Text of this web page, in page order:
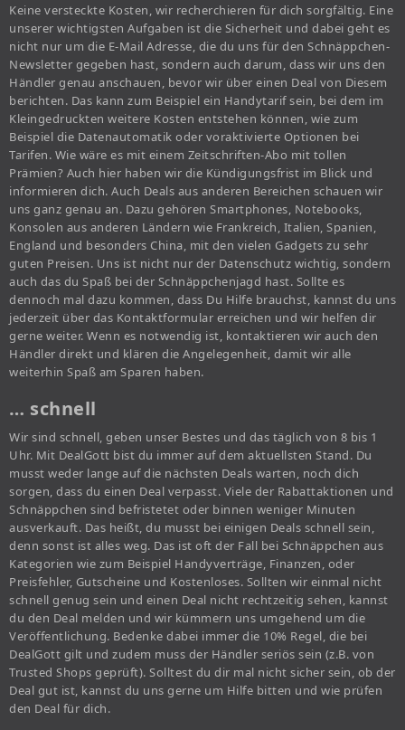
Keine versteckte Kosten, wir recherchieren für dich sorgfältig. Eine
unserer wichtigsten Aufgaben ist die Sicherheit und dabei geht es
nicht nur um die E-Mail Adresse, die du uns für den Schnäppchen-
Newsletter gegeben hast, sondern auch darum, dass wir uns den
Händler genau anschauen, bevor wir über einen Deal von Diesem
berichten. Das kann zum Beispiel ein Handytarif sein, bei dem im
Kleingedruckten weitere Kosten entstehen können, wie zum
Beispiel die Datenautomatik oder voraktivierte Optionen bei
Tarifen. Wie wäre es mit einem Zeitschriften-Abo mit tollen
Prämien? Auch hier haben wir die Kündigungsfrist im Blick und
informieren dich. Auch Deals aus anderen Bereichen schauen wir
uns ganz genau an. Dazu gehören Smartphones, Notebooks,
Konsolen aus anderen Ländern wie Frankreich, Italien, Spanien,
England und besonders China, mit den vielen Gadgets zu sehr
guten Preisen. Uns ist nicht nur der Datenschutz wichtig, sondern
auch das du Spaß bei der Schnäppchenjagd hast. Sollte es
dennoch mal dazu kommen, dass Du Hilfe brauchst, kannst du uns
jederzeit über das Kontaktformular erreichen und wir helfen dir
gerne weiter. Wenn es notwendig ist, kontaktieren wir auch den
Händler direkt und klären die Angelegenheit, damit wir alle
weiterhin Spaß am Sparen haben.
… schnell
Wir sind schnell, geben unser Bestes und das täglich von 8 bis 1
Uhr. Mit DealGott bist du immer auf dem aktuellsten Stand. Du
musst weder lange auf die nächsten Deals warten, noch dich
sorgen, dass du einen Deal verpasst. Viele der Rabattaktionen und
Schnäppchen sind befristetet oder binnen weniger Minuten
ausverkauft. Das heißt, du musst bei einigen Deals schnell sein,
denn sonst ist alles weg. Das ist oft der Fall bei Schnäppchen aus
Kategorien wie zum Beispiel Handyverträge, Finanzen, oder
Preisfehler, Gutscheine und Kostenloses. Sollten wir einmal nicht
schnell genug sein und einen Deal nicht rechtzeitig sehen, kannst
du den Deal melden und wir kümmern uns umgehend um die
Veröffentlichung. Bedenke dabei immer die 10% Regel, die bei
DealGott gilt und zudem muss der Händler seriös sein (z.B. von
Trusted Shops geprüft). Solltest du dir mal nicht sicher sein, ob der
Deal gut ist, kannst du uns gerne um Hilfe bitten und wie prüfen
den Deal für dich.